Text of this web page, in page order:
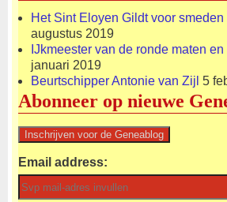
Het Sint Eloyen Gildt voor
augustus 2019
IJkmeester van de ronde maten
januari 2019
Beurtschipper Antonie van Zijl 5
Abonneer op nieuwe
Email address: